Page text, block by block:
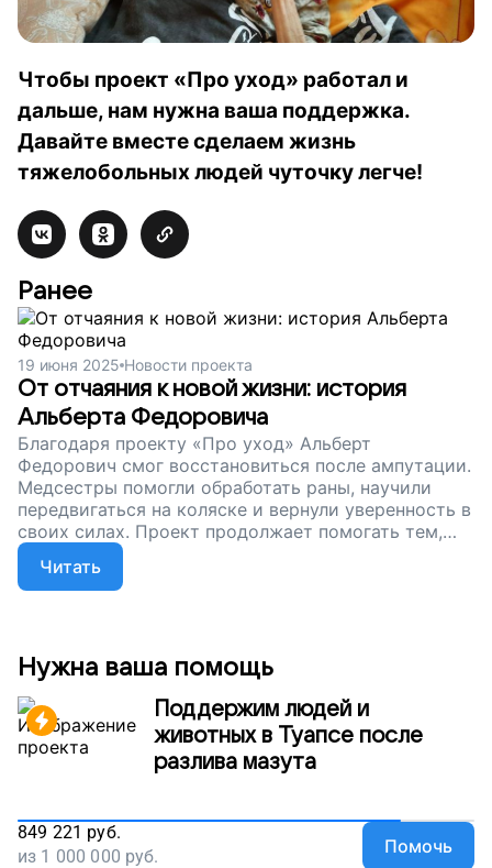
Чтобы проект «Про уход» работал и
дальше, нам нужна ваша поддержка.
Давайте вместе сделаем жизнь
тяжелобольных людей чуточку легче!
Ранее
19 июня 2025 Новости проекта
От отчаяния к новой жизни: история
Альберта Федоровича
Благодаря проекту «Про уход» Альберт
Федорович смог восстановиться после ампутации.
Медсестры помогли обработать раны, научили
передвигаться на коляске и вернули уверенность в
своих силах. Проект продолжает помогать тем,
кто столкнулся с тяжелыми испытаниями — пусть
эта работа продолжается!
Читать
Нужна ваша помощь
Поддержим людей и
животных в Туапсе после
разлива мазута
849 221 руб.
из 1 000 000 руб. Помочь